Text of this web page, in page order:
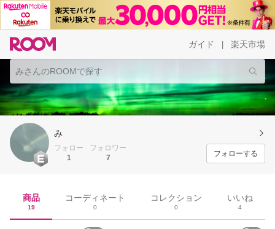
ガイド 楽天市場
み
フォロー
1
フォロワー
7
フォローする
商品
19
コーディネート
0
コレクション
0
いいね
4